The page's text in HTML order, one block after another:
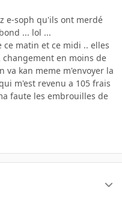
e-soph qu'ils ont merdé
... lol ...
ce matin et ce midi .. elles
changement en moins de
va kan meme m'envoyer la
m'est revenu a 105 frais
faute les embrouilles de